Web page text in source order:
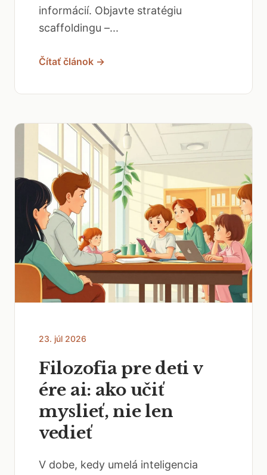
informácií. Objavte stratégiu
scaffoldingu –...
Čítať článok →
23. júl 2026
Filozofia pre deti v
ére ai: ako učiť
myslieť, nie len
vedieť
V dobe, kedy umelá inteligencia